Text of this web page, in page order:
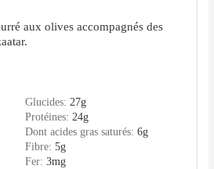
aux olives accompagnés des
Glucides:27g
Protéines:24g
Dont acides gras saturés:6g
Fibre:5g
Fer:3mg